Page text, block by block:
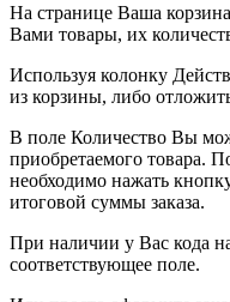
На странице Ваша
Вами товары, их
Используя колонку
из корзины, либо
В поле Количество Вы
приобретаемого товара.
необходимо нажать
итоговой суммы заказа.
При наличии у Вас кода
соответствующее поле.